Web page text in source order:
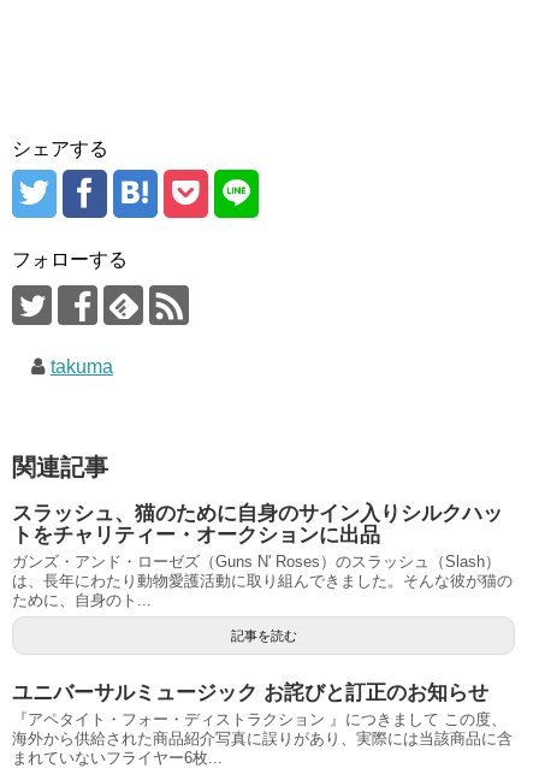
シェアする
フォローする
takuma
関連記事
スラッシュ、猫のために自身のサイン入りシルクハッ
トをチャリティー・オークションに出品
ガンズ・アンド・ローゼズ（Guns N' Roses）のスラッシュ（Slash）
は、長年にわたり動物愛護活動に取り組んできました。そんな彼が猫の
ために、自身のト...
記事を読む
ユニバーサルミュージック お詫びと訂正のお知らせ
『アペタイト・フォー・ディストラクション 』につきまして この度、
海外から供給された商品紹介写真に誤りがあり、実際には当該商品に含
まれていないフライヤー6枚...